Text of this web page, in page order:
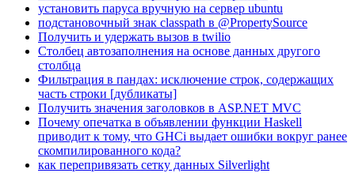
установить паруса вручную на сервер ubuntu
подстановочный знак classpath в @PropertySource
Получить и удержать вызов в twilio
Столбец автозаполнения на основе данных другого
столбца
Фильтрация в пандах: исключение строк, содержащих
часть строки [дубликаты]
Получить значения заголовков в ASP.NET MVC
Почему опечатка в объявлении функции Haskell
приводит к тому, что GHCi выдает ошибки вокруг ранее
скомпилированного кода?
как перепривязать сетку данных Silverlight